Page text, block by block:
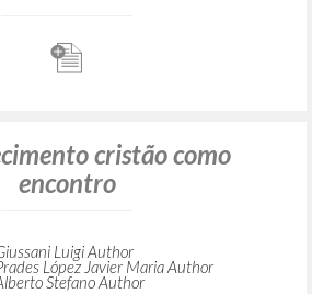
cristão como
encontro
Luigi Author
López Javier Maria Author
Stefano Author